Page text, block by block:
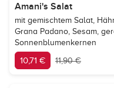
Amani's Salat
mit gemischtem Salat,
Grana Padano, Sesam,
Sonnenblumenkernen
10,71 € 11,90 €